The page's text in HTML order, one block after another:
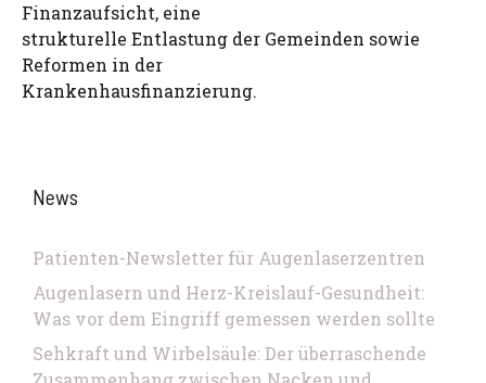
Finanzaufsicht, eine
strukturelle Entlastung der Gemeinden sowie
Reformen in der
Krankenhausfinanzierung.
News
Patienten-Newsletter für Augenlaserzentren
Augenlasern und Herz-Kreislauf-Gesundheit:
Was vor dem Eingriff gemessen werden sollte
Sehkraft und Wirbelsäule: Der überraschende